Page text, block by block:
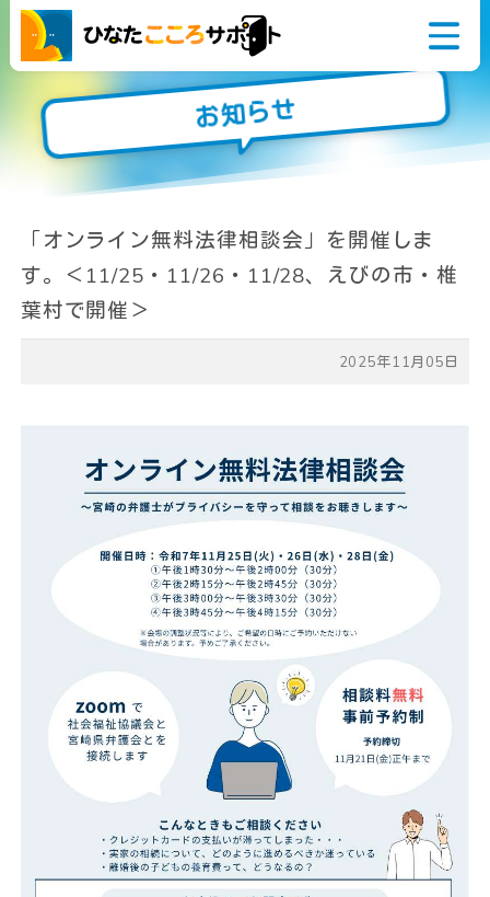
悩んでいるアナタ
相談窓口
聞いてほしい
こころとからだの
健康に関すること
障がいや病気のこと
法律や犯罪被害
くらしのお困りごとなど
自死遺族の方へ
こころの健康チェック
だれかの支えになりたいアナタ
ひなたのキズナ声かけ運動
｢知る｣から始める｡自殺予防
コンテンツ
お知らせ
「オンライン無料法律相談会」を開催しま
す。＜11/25・11/26・11/28、えびの市・椎
葉村で開催＞
2025年11月05日